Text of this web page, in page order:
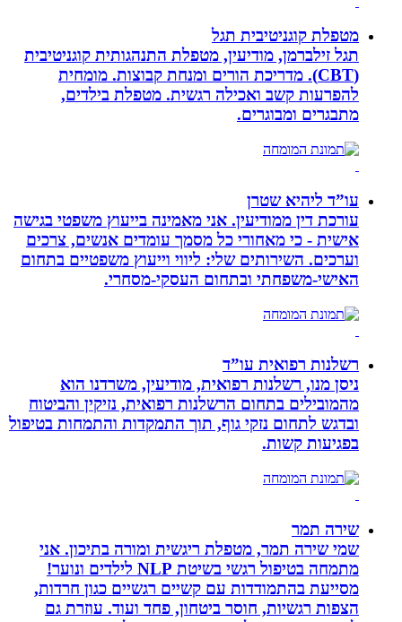
מטפלת קוגניטיבית תגל
תגל זילברמן, מודיעין, מטפלת התנהגותית קוגניטיבית
(CBT). מדריכת הורים ומנחת קבוצות. מומחית
להפרעות קשב ואכילה רגשית. מטפלת בילדים,
מתבגרים ומבוגרים.
עו”ד ליהיא שטרן
עורכת דין ממודיעין. אני מאמינה בייעוץ משפטי בגישה
אישית - כי מאחורי כל מסמך עומדים אנשים, צרכים
וערכים. השירותים שלי: ליווי וייעוץ משפטיים בתחום
האישי-משפחתי ובתחום העסקי-מסחרי.
רשלנות רפואית עו”ד
ניסן מנו, רשלנות רפואית, מודיעין, משרדנו הוא
מהמובילים בתחום הרשלנות רפואית, נזיקין והביטוח
ובדגש לתחום נזקי גוף, תוך התמקדות והתמחות בטיפול
בפגיעות קשות.
שירה תמר
שמי שירה תמר, מטפלת ריגשית ומורה בתיכון. אני
מתמחה בטיפול רגשי בשיטת NLP לילדים ונוער!
מסייעת בהתמודדות עם קשיים רגשיים כגון חרדות,
הצפות רגשיות, חוסר ביטחון, פחד ועוד. עוזרת גם